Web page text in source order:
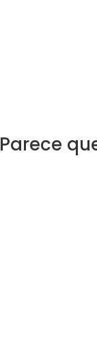
Parece